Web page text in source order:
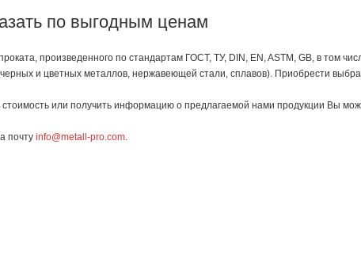
по выгодным ценам
произведенного по стандартам ГОСТ, ТУ, DIN, EN, ASTM, GB, в том
и цветных металлов, нержавеющей стали, сплавов). Приобрести
или получить информацию о предлагаемой нами продукции Вы
почту info@metall-pro.com.